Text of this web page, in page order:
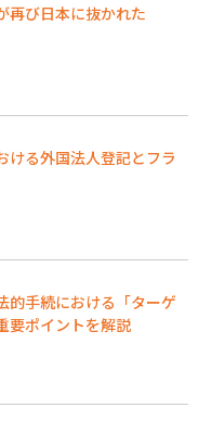
再び日本に抜かれた
ける外国法人登記とフラ
的手続における「ターゲ
要ポイントを解説